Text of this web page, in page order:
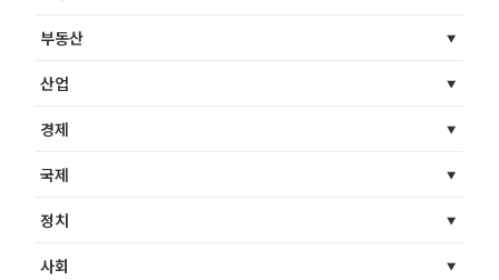
부동산
산업
경제
국제
정치
사회